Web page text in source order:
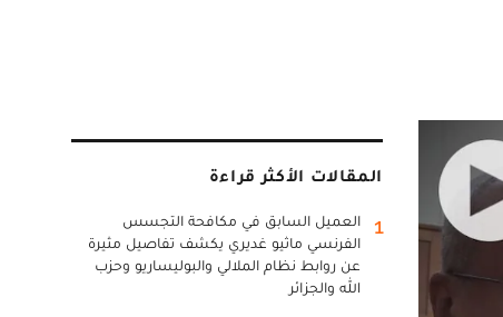
المقالات الأكثر قراءة
1
العميل السابق في مكافحة التجسس
الفرنسي ماثيو غديري يكشف تفاصيل مثيرة
عن روابط نظام الملالي والبوليساريو وحزب
الله والجزائر